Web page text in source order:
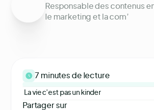
Responsable des contenus
le marketing et la com’
7 minutesde lecture
La vie c'est pas un kinder
Partager sur